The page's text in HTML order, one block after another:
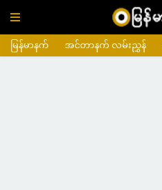
မြန်မာနက် အင်တာနက် လမ်းညွှန်